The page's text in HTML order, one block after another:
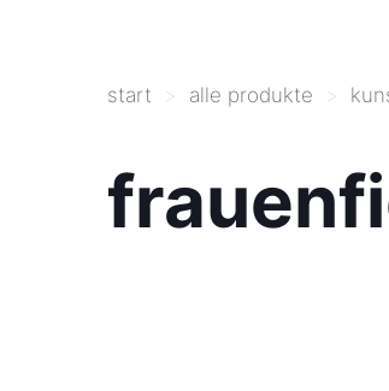
start > alle produkte >